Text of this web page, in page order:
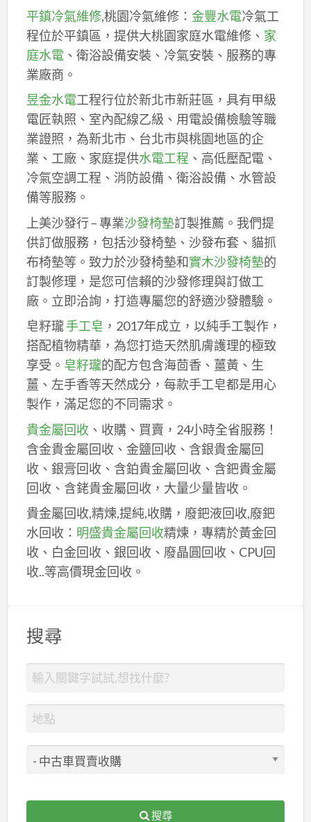
平鎮冷氣維修,桃園冷氣維修： 金豐水電冷氣工
程位於平鎮區，提供大桃園家庭水電維修、 家
庭水電、衛浴設備安裝、冷氣安裝、服務的專
業廠商。
昱金水電工程行位於新北市新莊區，具有甲級
電匠執照、室內配線乙級、用電設備檢驗等職
業證照，為新北市、台北市與桃園地區的企
業、工廠、家庭提供水電工程 、高低壓配電、
冷氣空調工程、消防設備、衛浴設備、水管設
備等服務。
上美沙發行 – 專業沙發椅墊訂製推薦。我們提
供訂做服務，包括沙發椅墊、沙發布套、貓抓
布椅墊等。致力於沙發椅墊和實木沙發椅墊的
訂製修理，是您可信賴的沙發修理與訂做工
廠。立即洽詢，打造專屬您的舒適沙發體驗。
皂籽瓏手工皂 ，2017年成立，以純手工製作，
搭配植物精華，為您打造天然肌膚護理的極致
享受。 皂籽瓏的配方包含海茴香、薑黃、生
薑、左手香等天然成分，每款手工皂都是用心
製作，滿足您的不同需求。
貴金屬回收、收購、買賣，24小時全省服務！
含金貴金屬回收、金鹽回收、含銀貴金屬回
收、銀膏回收、含鉑貴金屬回收、含鈀貴金屬
回收、含銠貴金屬回收，大量少量皆收。
貴金屬回收,精煉,提純,收購，廢鈀液回收,廢鈀
水回收： 明盛貴金屬回收精煉，專精於黃金回
收、白金回收、銀回收、廢晶圓回收、CPU回
收..等高價現金回收。
搜尋
搜尋